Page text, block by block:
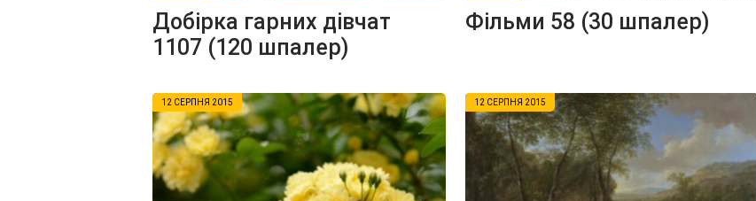
Добірка гарних дівчат
1107 (120 шпалер)
Фільми 58 (30 шпалер)
12 СЕРПНЯ 2015 12 СЕРПНЯ 2015